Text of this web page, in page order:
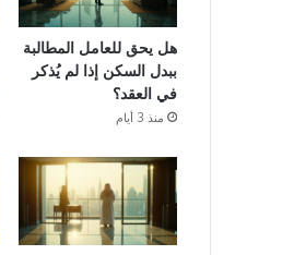
هل يحق للعامل المطالبة
ببدل السكن إذا لم يُذكر
في العقد؟
منذ 3 أيام